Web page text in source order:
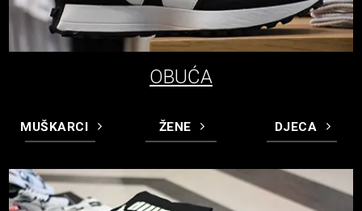
OBUĆA
MUŠKARCI ŽENE DJECA